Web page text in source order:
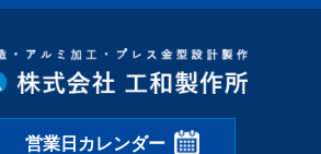
営業日カレンダー